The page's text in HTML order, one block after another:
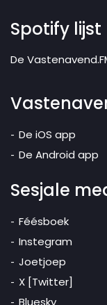
Spotify lijst
De
De iOS app
De Android app
Sesjale
Féésboek
Instegram
Joetjoep
X [Twitter]